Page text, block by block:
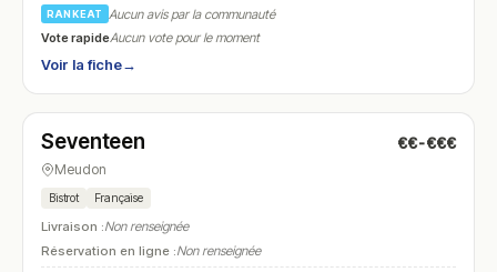
RANKEAT
Aucun avis par la communauté
Vote rapideAucun vote pour le moment
Voir la fiche→
N° 15
Seventeen €€-€€€
Meudon
Bistrot Française
Livraison :Non renseignée
Réservation en ligne :Non renseignée